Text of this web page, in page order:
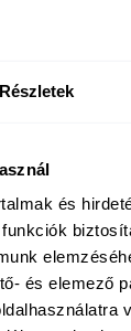
Részletek
és
és elemező
a
legelső
könnyen
a logóját
bio
áll